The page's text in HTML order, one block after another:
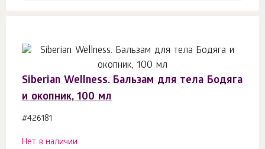
Siberian Wellness. Бальзам для тела Бодяга
и окопник, 100 мл
#426181
Нет в наличии